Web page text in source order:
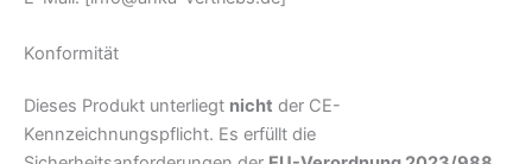
Konformität
Dieses Produkt unterliegt nicht der CE-
Kennzeichnungspflicht. Es erfüllt die